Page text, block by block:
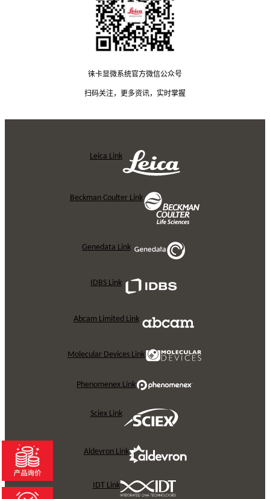
徕卡显微系统官方微信公众号
扫码关注，更多资讯，实时掌握
Leica Link
Beckman Coulter Link
Genedata Link
IDBS Link
Abcam Limited Link
Molecular Devices Link
Phenomenex Link
Sciex Link
Aldevron Link
IDT Link